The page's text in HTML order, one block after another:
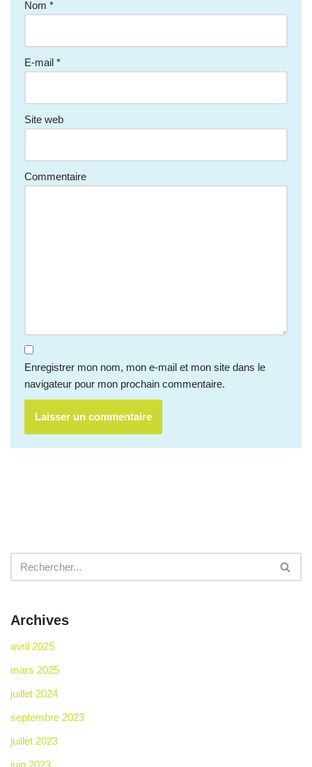
Nom *
E-mail *
Site web
Commentaire
Enregistrer mon nom, mon e-mail et mon site dans le
navigateur pour mon prochain commentaire.
Archives
avril 2025
mars 2025
juillet 2024
septembre 2023
juillet 2023
juin 2023